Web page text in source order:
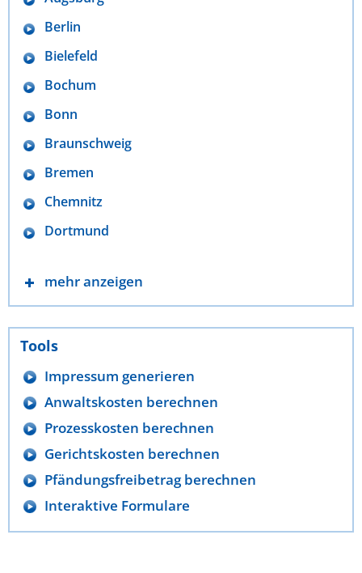
Berlin
Bielefeld
Bochum
Bonn
Braunschweig
Bremen
Chemnitz
Dortmund
mehr anzeigen
Tools
Impressum generieren
Anwaltskosten berechnen
Prozesskosten berechnen
Gerichtskosten berechnen
Pfändungsfreibetrag berechnen
Interaktive Formulare